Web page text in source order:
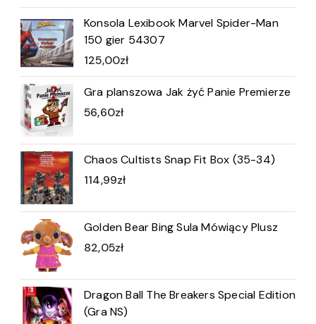
Konsola Lexibook Marvel Spider-Man
150 gier 54307
125,00zł
Gra planszowa Jak żyć Panie Premierze
56,60zł
Chaos Cultists Snap Fit Box (35-34)
114,99zł
Golden Bear Bing Sula Mówiący Plusz
82,05zł
Dragon Ball The Breakers Special Edition
(Gra NS)